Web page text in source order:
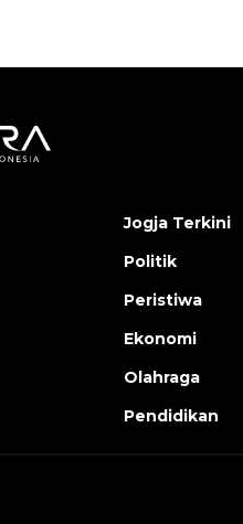
Jogja Terkini
Politik
Peristiwa
Ekonomi
Olahraga
Pendidikan